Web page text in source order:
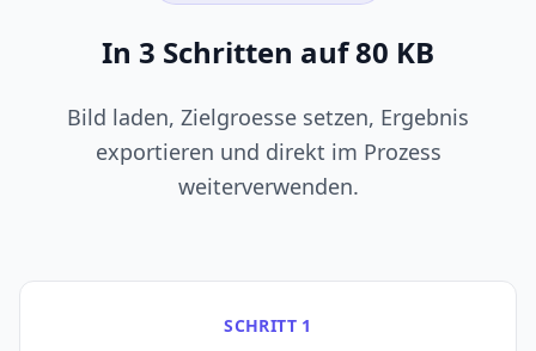
In 3 Schritten auf 80 KB
Bild laden, Zielgroesse setzen, Ergebnis
exportieren und direkt im Prozess
weiterverwenden.
SCHRITT 1